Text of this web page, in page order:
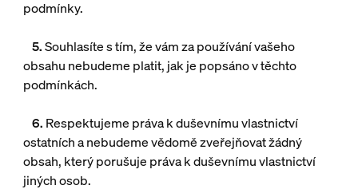
podmínky.
5.Souhlasíte s tím, že vám za používání vašeho
obsahu nebudeme platit, jak je popsáno v těchto
podmínkách.
6. Respektujeme práva k duševnímu vlastnictví
ostatních a nebudeme vědomě zveřejňovat žádný
obsah, který porušuje práva k duševnímu vlastnictví
jiných osob.